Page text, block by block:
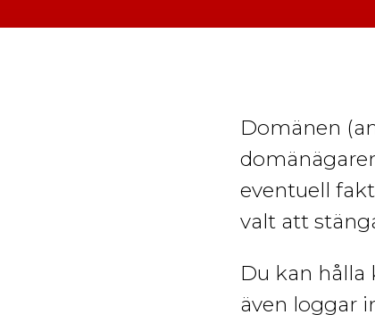
Domänen
eventuell
valt att
Du kan hålla
även loggar